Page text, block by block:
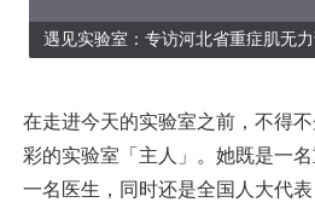
遇见实验室：专访河北省重症肌无
在走进今天的实验室之前，不得
彩的实验室「主人」。她既是一
一名医生，同时还是全国人大代